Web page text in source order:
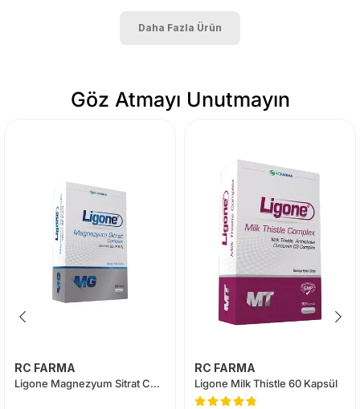
Daha Fazla Ürün
Göz Atmayı Unutmayın
RC FARMA
Ligone Magnezyum Sitrat Complex 60 Tablet
RC FARMA
Ligone Milk Thistle 60 Kapsül